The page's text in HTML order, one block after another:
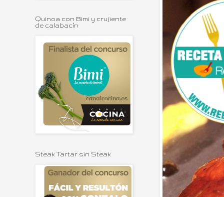
Quinoa con Bimi y crujiente
de calabacín
Steak Tartar sin Steak